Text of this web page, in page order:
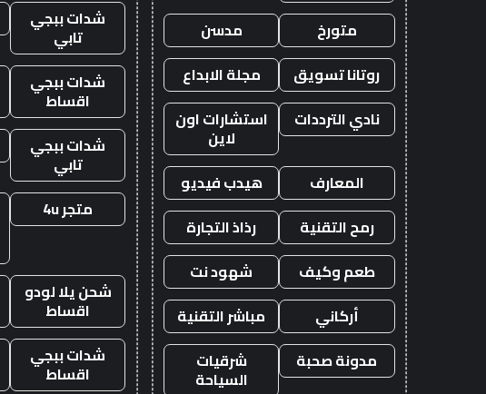
متورخ
مدسن
روتانا تسويق
مجلة الابداع
نادي الترددات
استشارات اون
لاين
المعارف
هيدب فيديو
رمح التقنية
رذاذ التجارة
طعم وكيف
شهود نت
أركاني
مباشر التقنية
مدونة صحبة
شرقيات
السياحة
شدات ببجي
تابي
شدات ببجي
اقساط
شدات ببجي
تابي
متجر 4u
شحن يلا لودو
اقساط
شدات ببجي
اقساط